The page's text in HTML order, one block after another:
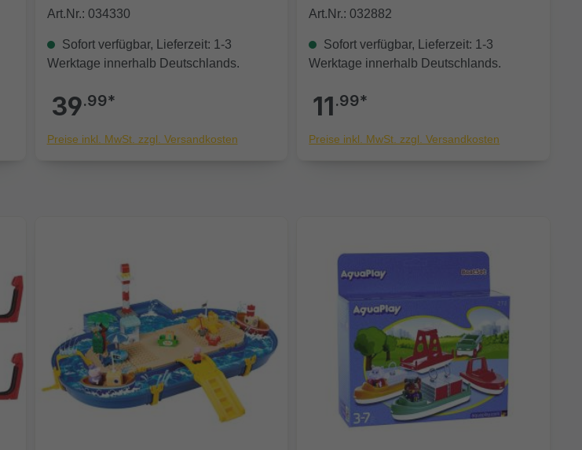
Art.Nr.: 034330
Sofort verfügbar, Lieferzeit: 1-3
Werktage innerhalb Deutschlands.
39.99*
Preise inkl. MwSt. zzgl. Versandkosten
Art.Nr.: 032882
Sofort verfügbar, Lieferzeit: 1-3
Werktage innerhalb Deutschlands.
11.99*
Preise inkl. MwSt. zzgl. Versandkosten